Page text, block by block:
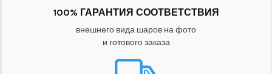
100% ГАРАНТИЯ СООТВЕТСТВИЯ
внешнего вида шаров на фото
и готового заказа